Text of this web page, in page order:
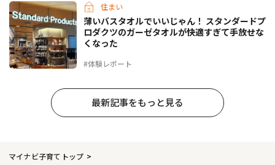
住まい
#体験レポート
薄いバスタオルでいいじゃん！ スタンダードプ
ロダクツのガーゼタオルが快適すぎて手放せな
くなった
最新記事をもっと見る
マイナビ子育てトップ